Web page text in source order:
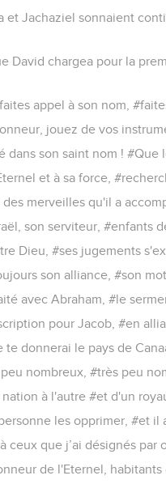
et Jachaziel sonnaient
David chargea pour la
appel à son nom,
jouez de vos
dans son saint nom !
et à sa force,
des merveilles qu'il a
son serviteur, #enfants
Dieu, #ses jugements
son alliance, #son
avec Abraham, #le
pour Jacob, #en
te donnerai le pays de
nombreux, #très peu
à l'autre #et d'un
les opprimer, #et
ceux que j’ai désignés
de l'Eternel,